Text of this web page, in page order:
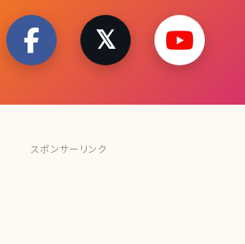
スポンサーリンク